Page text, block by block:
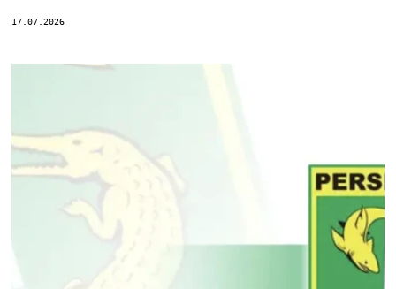
17.07.2026